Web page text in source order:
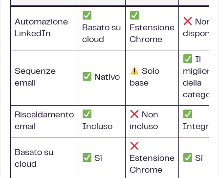
Automazione
LinkedIn
Basato su
cloud
Estensione
Chrome
Non
Sequenze
email
Nativo
Solo
base
Il
migliore
della
Riscaldamento
email
Incluso
Non
incluso
Basato su
cloud
Sì
Estensione
Chrome
Sì